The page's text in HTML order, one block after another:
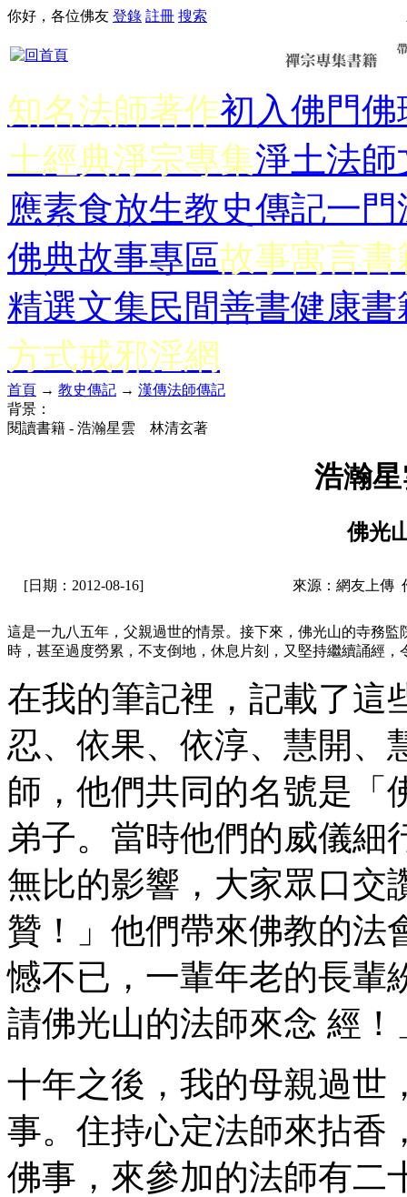
你好，各位佛友 登錄 註冊 搜索
知名法師著作初入佛門佛
土經典淨宗專集淨土法師
應素食放生教史傳記一門
佛典故事專區故事寓言書
精選文集民間善書健康書
方式戒邪淫網
首頁 → 教史傳記 → 漢傳法師傳記
背景：
閱讀書籍 - 浩瀚星雲 林清玄著
浩瀚
佛光
[日期：2012-08-16] 來源：網友上傳
這是一九八五年，父親過世的情景。接下來，佛光山的寺務
時，甚至過度勞累，不支倒地，休息片刻，又堅持繼續誦經，
在我的筆記裡，記載了這
忍、依果、依淳、慧開
師，他們共同的名號是「
弟子。當時他們的威儀細
無比的影響，大家眾口交
贊！」他們帶來佛教的法
憾不已，一輩年老的長輩
請佛光山的法師來念 經！
十年之後，我的母親過世
事。住持心定法師來拈香
佛事，來參加的法師有二